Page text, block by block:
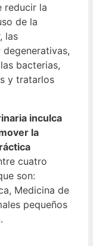
reducir la
de la
las
bacterias,
y tratarlos
inculca
la
cuatro
son:
Medicina de
pequeños